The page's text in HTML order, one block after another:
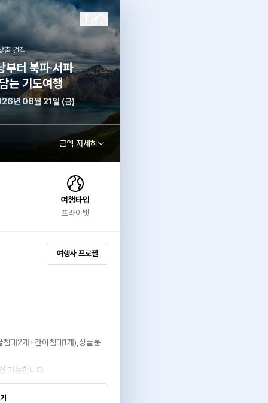
춤 견적
터 북파·서파
는 기도여행
년 08월 21일 (금)
금액 자세히
여행타입
프라이빗
여행사 프로필
대2개+간이침대1개),싱글룸
가능합니다.